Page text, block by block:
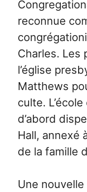
reconnue
Charles. Les
l’église
Matthews
culte.
d’abord
Hall, annexé
de la famille
Une